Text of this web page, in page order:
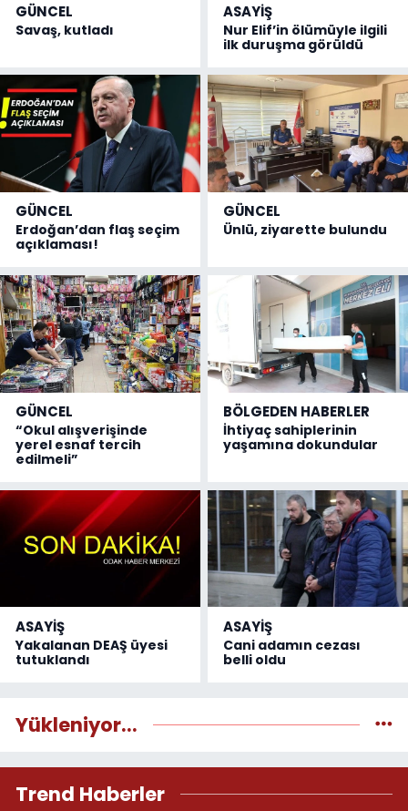
GÜNCEL
Savaş, kutladı
ASAYİŞ
Nur Elif’in ölümüyle ilgili
ilk duruşma görüldü
GÜNCEL
Erdoğan’dan flaş seçim
açıklaması!
GÜNCEL
Ünlü, ziyarette bulundu
GÜNCEL
“Okul alışverişinde
yerel esnaf tercih
edilmeli”
BÖLGEDEN HABERLER
İhtiyaç sahiplerinin
yaşamına dokundular
ASAYİŞ
Yakalanan DEAŞ üyesi
tutuklandı
ASAYİŞ
Cani adamın cezası
belli oldu
Yükleniyor...
Trend Haberler